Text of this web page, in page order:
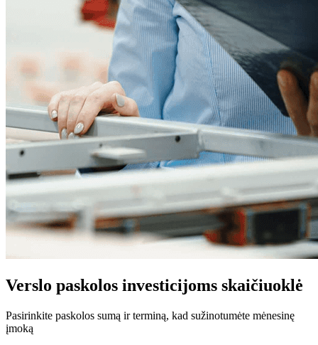
Verslo paskolos investicijoms skaičiuoklė
Pasirinkite paskolos sumą ir terminą, kad sužinotumėte mėnesinę
įmoką